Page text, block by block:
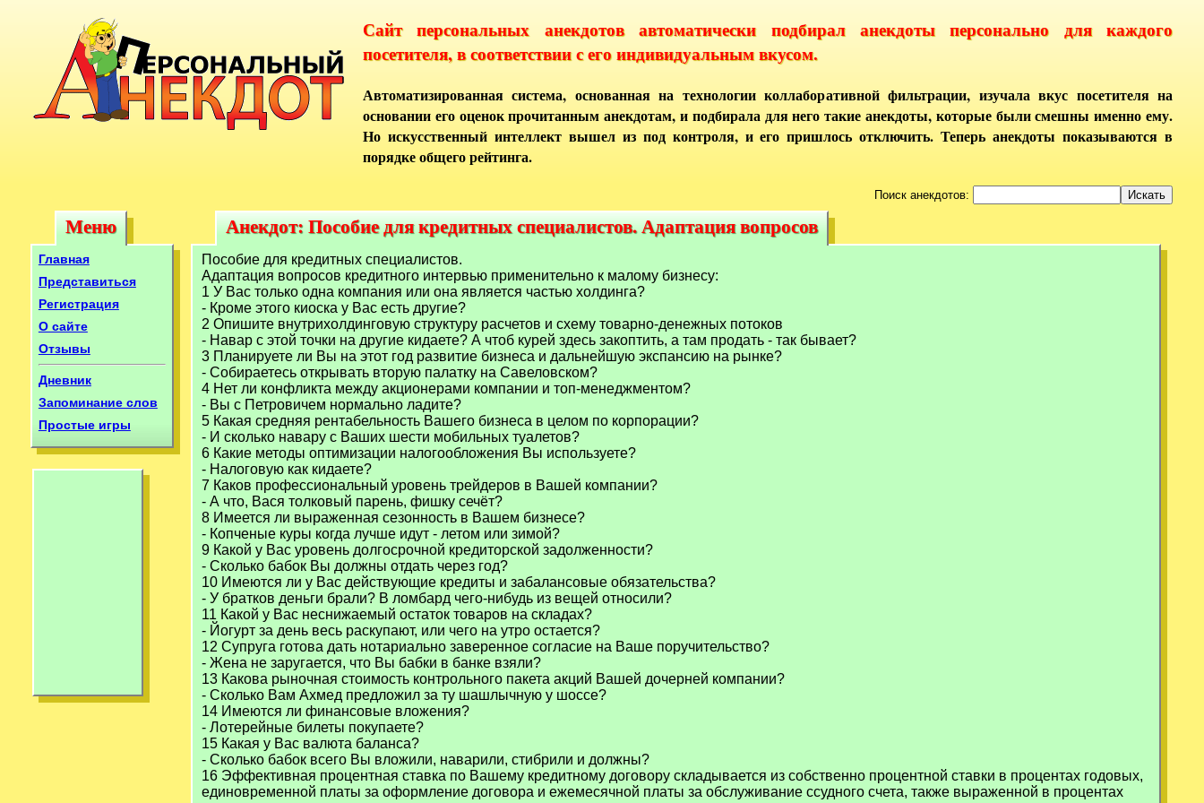
Сайт персональных анекдотов автоматически подбирал анекдоты персонально для каждого
посетителя, в соответствии с его индивидуальным вкусом.
Автоматизированная система, основанная на технологии коллаборативной фильтрации, изучала вкус посетителя на
основании его оценок прочитанным анекдотам, и подбирала для него такие анекдоты, которые были смешны именно ему.
Но искусственный интеллект вышел из под контроля, и его пришлось отключить. Теперь анекдоты показываются в
порядке общего рейтинга.
Поиск анекдотов:
Меню
Меню
Главная
Представиться
Регистрация
О сайте
Отзывы
Дневник
Запоминание слов
Простые игры
Анекдот: Пособие для кредитных специалистов. Адаптация вопросов
Анекдот: Пособие для кредитных специалистов. Адаптация вопросов
Пособие для кредитных специалистов.
Адаптация вопросов кредитного интервью применительно к малому бизнесу:
1 У Вас только одна компания или она является частью холдинга?
- Кроме этого киоска у Вас есть другие?
2 Опишите внутрихолдинговую структуру расчетов и схему товарно-денежных потоков
- Навар с этой точки на другие кидаете? А чтоб курей здесь закоптить, а там продать - так бывает?
3 Планируете ли Вы на этот год развитие бизнеса и дальнейшую экспансию на рынке?
- Собираетесь открывать вторую палатку на Савеловском?
4 Нет ли конфликта между акционерами компании и топ-менеджментом?
- Вы с Петровичем нормально ладите?
5 Какая средняя рентабельность Вашего бизнеса в целом по корпорации?
- И сколько навару с Ваших шести мобильных туалетов?
6 Какие методы оптимизации налогообложения Вы используете?
- Налоговую как кидаете?
7 Каков профессиональный уровень трейдеров в Вашей компании?
- А что, Вася толковый парень, фишку сечёт?
8 Имеется ли выраженная сезонность в Вашем бизнесе?
- Копченые куры когда лучше идут - летом или зимой?
9 Какой у Вас уровень долгосрочной кредиторской задолженности?
- Сколько бабок Вы должны отдать через год?
10 Имеются ли у Вас действующие кредиты и забалансовые обязательства?
- У братков деньги брали? В ломбард чего-нибудь из вещей относили?
11 Какой у Вас неснижаемый остаток товаров на складах?
- Йогурт за день весь раскупают, или чего на утро остается?
12 Супруга готова дать нотариально заверенное согласие на Ваше поручительство?
- Жена не заругается, что Вы бабки в банке взяли?
13 Какова рыночная стоимость контрольного пакета акций Вашей дочерней компании?
- Сколько Вам Ахмед предложил за ту шашлычную у шоссе?
14 Имеются ли финансовые вложения?
- Лотерейные билеты покупаете?
15 Какая у Вас валюта баланса?
- Сколько бабок всего Вы вложили, наварили, стибрили и должны?
16 Эффективная процентная ставка по Вашему кредитному договору складывается из собственно процентной ставки в процентах годовых,
единовременной платы за оформление договора и ежемесячной платы за обслуживание ссудного счета, также выраженной в процентах